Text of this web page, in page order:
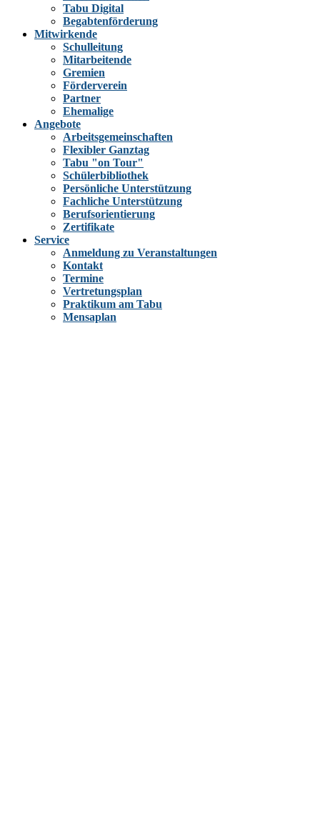
Tabu Digital
Begabtenförderung
Mitwirkende
Schulleitung
Mitarbeitende
Gremien
Förderverein
Partner
Ehemalige
Angebote
Arbeitsgemeinschaften
Flexibler Ganztag
Tabu "on Tour"
Schülerbibliothek
Persönliche Unterstützung
Fachliche Unterstützung
Berufsorientierung
Zertifikate
Service
Anmeldung zu Veranstaltungen
Kontakt
Termine
Vertretungsplan
Praktikum am Tabu
Mensaplan